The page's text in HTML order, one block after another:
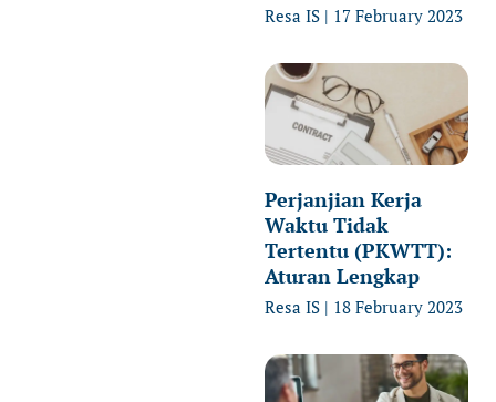
Resa IS 17 February 2023
Perjanjian Kerja
Waktu Tidak
Tertentu (PKWTT):
Aturan Lengkap
Resa IS 18 February 2023